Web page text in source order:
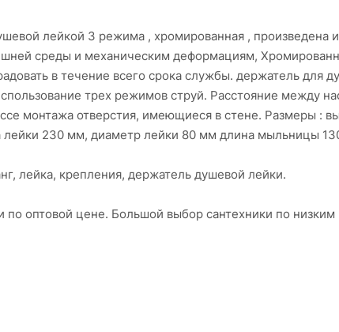
лейкой 3 режима , хромированная , произведена
среды и механическим деформациям,
в течение всего срока службы. держатель для
трех режимов струй. Расстояние между
монтажа отверстия, имеющиеся в стене. Размеры :
лейки 230 мм, диаметр лейки 80 мм длина мыльницы
лейка, крепления, держатель душевой лейки.
по оптовой цене. Большой выбор сантехники по